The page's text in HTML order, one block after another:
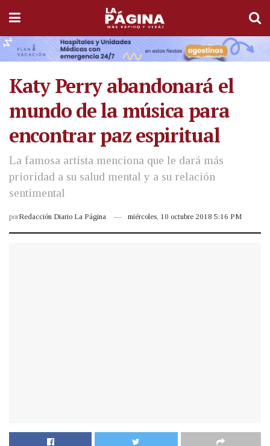
Katy Perry abandonará el
mundo de la música para
encontrar paz espiritual
La famosa artista menciona que le dará más
prioridad a su salud mental y a su relación
sentimental
porRedacción Diario La Página miércoles, 10 octubre 2018 5:16 PM